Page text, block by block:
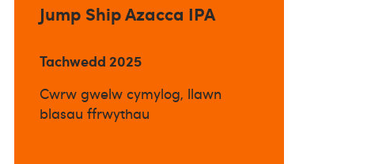
Jump Ship Azacca IPA
Tachwedd 2025
Cwrw gwelw cymylog, llawn
blasau ffrwythau